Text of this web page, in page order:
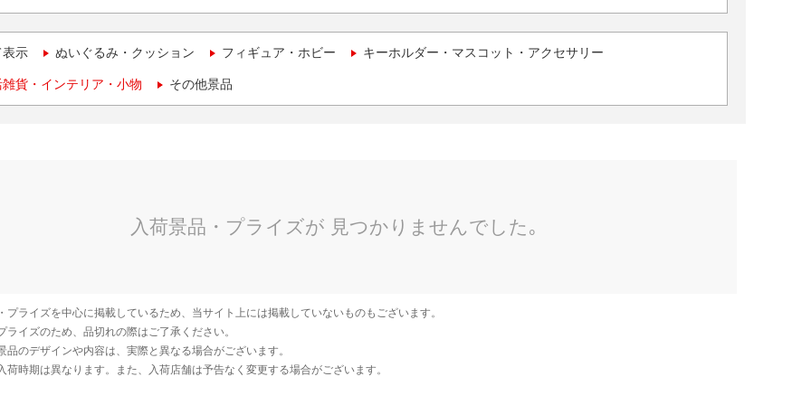
表示 ぬいぐるみ・クッション フィギュア・ホビー キーホルダー・マスコット・アクセサリー
貨・インテリア・小物 その他景品